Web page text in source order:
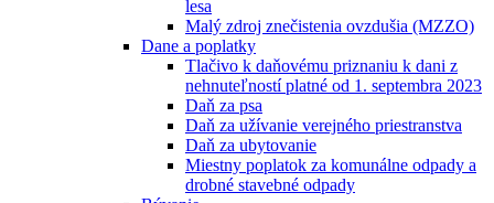
lesa
Malý zdroj znečistenia ovzdušia (MZZO)
Dane a poplatky
Tlačivo k daňovému priznaniu k dani z
nehnuteľností platné od 1. septembra 2023
Daň za psa
Daň za užívanie verejného priestranstva
Daň za ubytovanie
Miestny poplatok za komunálne odpady a
drobné stavebné odpady